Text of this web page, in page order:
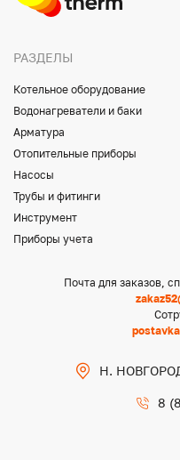
РАЗДЕЛЫ
Котельное оборудование
Водонагреватели и баки
Арматура
Отопительные приборы
Насосы
Трубы и фитинги
Инструмент
Приборы учета
Почта для заказов,
Н.
8